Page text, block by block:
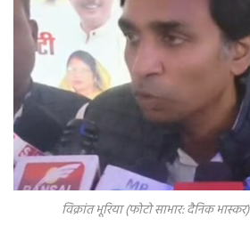
विक्रांत भूरिया (फोटो साभार: दैनिक भास्कर)